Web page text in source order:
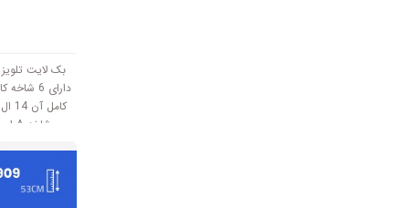
دارای 6